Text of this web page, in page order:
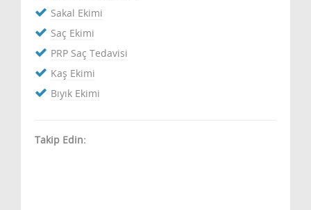
Sakal Ekimi
Saç Ekimi
PRP Saç Tedavisi
Kaş Ekimi
Bıyık Ekimi
Takip Edin: